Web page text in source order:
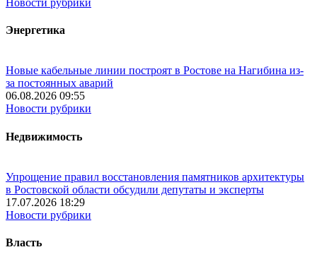
Энергетика
Новые кабельные линии построят в Ростове на Нагибина из-
за постоянных аварий
06.08.2026 09:55
Новости рубрики
Недвижимость
Упрощение правил восстановления памятников архитектуры
в Ростовской области обсудили депутаты и эксперты
17.07.2026 18:29
Новости рубрики
Власть